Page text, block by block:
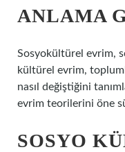
ANLAMA
Sosyokültürel evrim,
kültürel evrim,
nasıl değiştiğini
evrim teorilerini öne
SOSYO